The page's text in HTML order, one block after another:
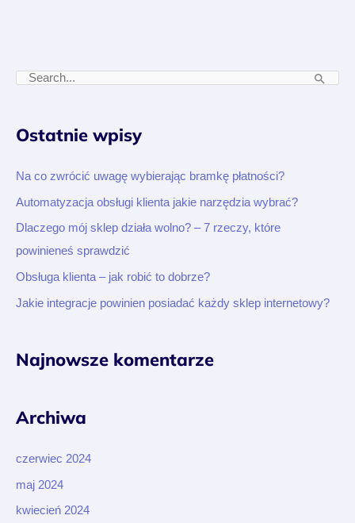
S
u
a
d
Ostatnie wpisy
Na co zwrócić uwagę wybierając bramkę płatności?
Automatyzacja obsługi klienta jakie narzędzia wybrać?
Dlaczego mój sklep działa wolno? – 7 rzeczy, które
powinieneś sprawdzić
Obsługa klienta – jak robić to dobrze?
Jakie integracje powinien posiadać każdy sklep internetowy?
Najnowsze komentarze
Archiwa
czerwiec 2024
maj 2024
kwiecień 2024